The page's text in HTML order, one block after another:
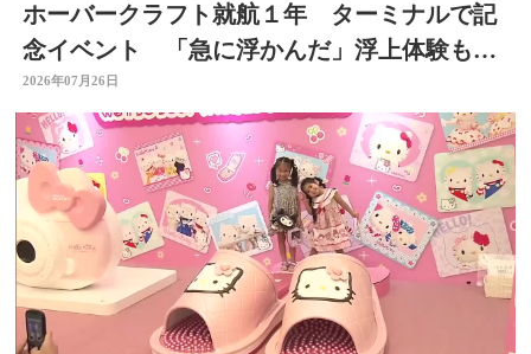
ホーバークラフト就航１年 ターミナルで記
念イベント 「急に浮かんだ」浮上体験も
大分
2026年07月26日